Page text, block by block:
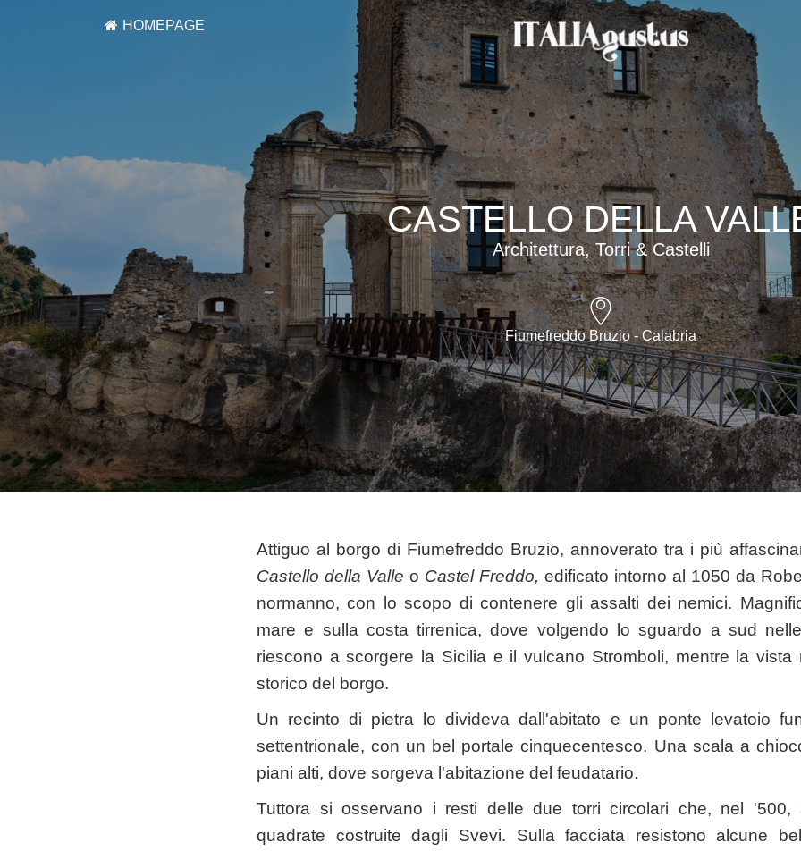
HOMEPAGE
CASTELLO DELLA
Architettura, Torri & Castelli
Fiumefreddo Bruzio - Calabria
Attiguo al borgo di Fiumefreddo Bruzio, annoverato tra i più
Castello della Valle o Castel Freddo, edificato intorno al 1050 da
normanno, con lo scopo di contenere gli assalti dei nemici.
mare e sulla costa tirrenica, dove volgendo lo sguardo a sud
riescono a scorgere la Sicilia e il vulcano Stromboli, mentre la
storico del borgo.
Un recinto di pietra lo divideva dall'abitato e un ponte levatoio
settentrionale, con un bel portale cinquecentesco. Una scala a
piani alti, dove sorgeva l'abitazione del feudatario.
Tuttora si osservano i resti delle due torri circolari che, nel '500,
quadrate costruite dagli Svevi. Sulla facciata resistono alcune